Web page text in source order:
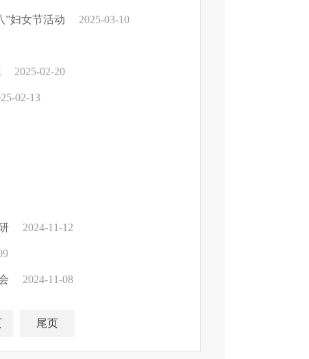
妇女节活动 2025-03-10
2025-02-20
02-13
2024-11-12
2024-11-08
尾页